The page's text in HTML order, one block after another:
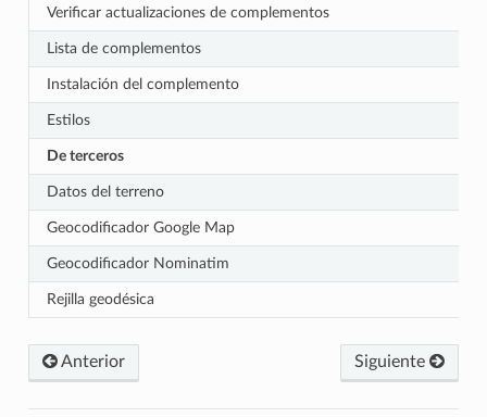
Verificar actualizaciones de complementos
Lista de complementos
Instalación del complemento
Estilos
De terceros
Datos del terreno
Geocodificador Google Map
Geocodificador Nominatim
Rejilla geodésica
Anterior Siguiente